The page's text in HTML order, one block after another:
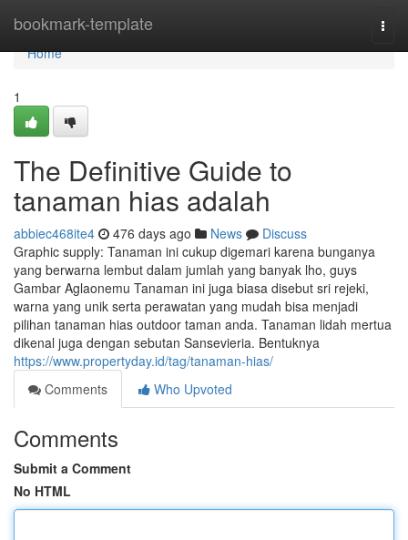
bookmark-template
Home
Home
1
The Definitive Guide to
tanaman hias adalah
abbiec468ite4 476 days ago News
Discuss
Graphic supply: Tanaman ini cukup digemari karena bunganya
yang berwarna lembut dalam jumlah yang banyak lho, guys
Gambar Aglaonemu Tanaman ini juga biasa disebut sri rejeki,
warna yang unik serta perawatan yang mudah bisa menjadi
pilihan tanaman hias outdoor taman anda. Tanaman lidah mertua
dikenal juga dengan sebutan Sansevieria. Bentuknya
https://www.propertyday.id/tag/tanaman-hias/
Comments
Who Upvoted
Comments
Submit a Comment
No HTML